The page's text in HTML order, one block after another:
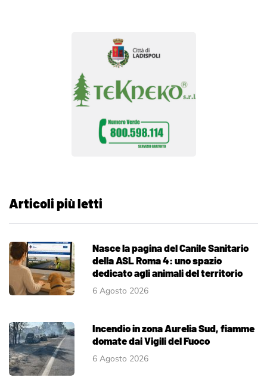
Articoli più letti
Nasce la pagina del Canile Sanitario
della ASL Roma 4: uno spazio
dedicato agli animali del territorio
6 Agosto 2026
Incendio in zona Aurelia Sud, fiamme
domate dai Vigili del Fuoco
6 Agosto 2026